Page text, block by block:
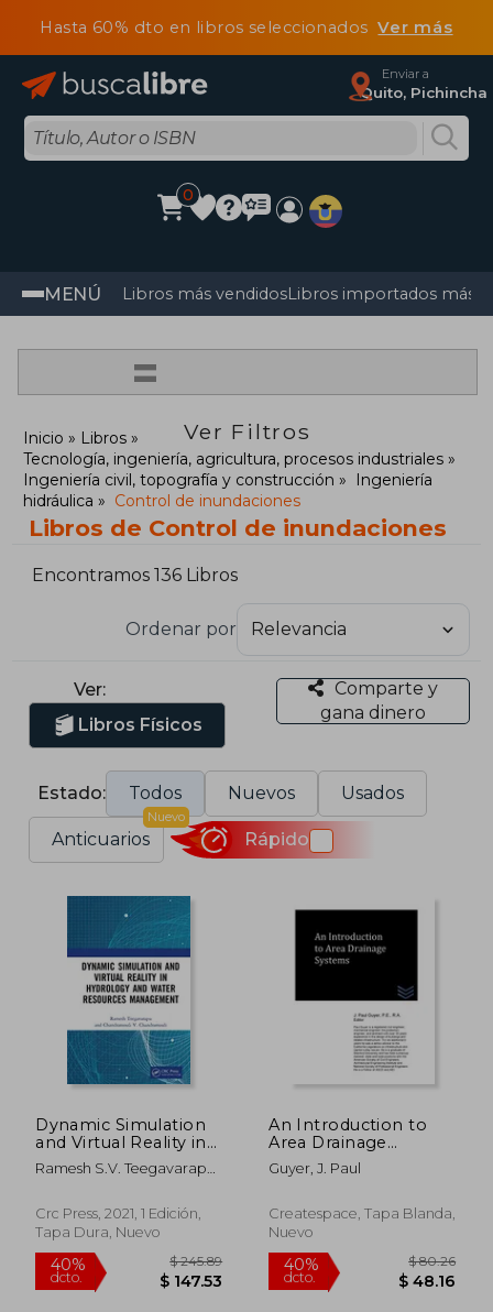
Hasta 60% dto en libros seleccionadosVer más
Enviar a
Quito, Pichincha
0
MENÚ Libros más vendidosLibros importados más
=
Ver Filtros
Inicio
Libros
Tecnología, ingeniería, agricultura, procesos industriales
Ingeniería civil, topografía y construcción
Ingeniería
hidráulica
Control de inundaciones
Libros de Control de inundaciones
Encontramos 136 Libros
Ordenar por
Ver:
Libros Físicos
Comparte y
gana dinero
Estado: Todos Nuevos Usados
Anticuarios
Nuevo
Rápido
Dynamic Simulation
and Virtual Reality in
Hydrology and Water
Resources
Inglés)
Ramesh S.V. Teegavarapu;
Chandramouli
Crc Press, 2021, 1 Edición,
Tapa Dura, Nuevo
An Introduction to
Area Drainage
Systems (en Inglés)
Guyer, J. Paul
Createspace, Tapa Blanda,
Nuevo